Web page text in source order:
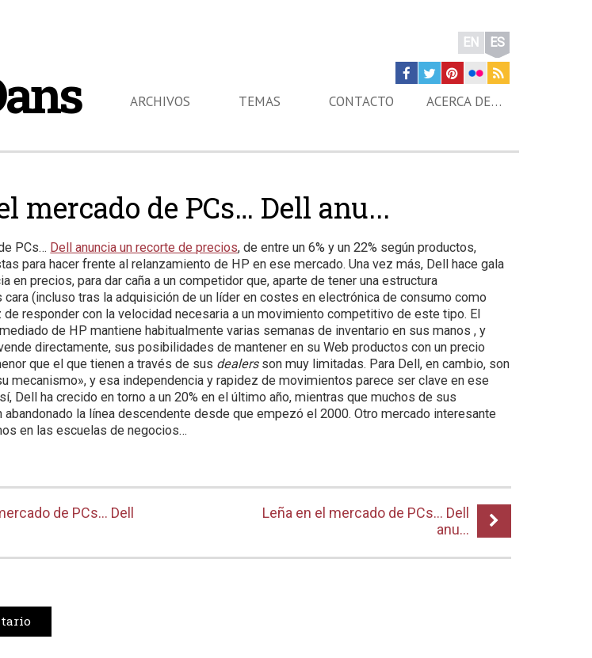
EN ES
ARCHIVOS TEMAS CONTACTO ACERCA DE…
mercado de PCs… Dell anu...
PCs… Dell anuncia un recorte de precios, de entre un 6% y un 22% según productos,
para hacer frente al relanzamiento de HP en ese mercado. Una vez más, Dell hace gala
en precios, para dar caña a un competidor que, aparte de tener una estructura
(incluso tras la adquisición de un líder en costes en electrónica de consumo como
de responder con la velocidad necesaria a un movimiento competitivo de este tipo. El
de HP mantiene habitualmente varias semanas de inventario en sus manos , y
directamente, sus posibilidades de mantener en su Web productos con un precio
que el que tienen a través de sus dealersson muy limitadas. Para Dell, en cambio, son
mecanismo», y esa independencia y rapidez de movimientos parece ser clave en ese
Dell ha crecido en torno a un 20% en el último año, mientras que muchos de sus
abandonado la línea descendente desde que empezó el 2000. Otro mercado interesante
en las escuelas de negocios…
de PCs… Dell
Leña en el mercado de PCs… Dell
anu...